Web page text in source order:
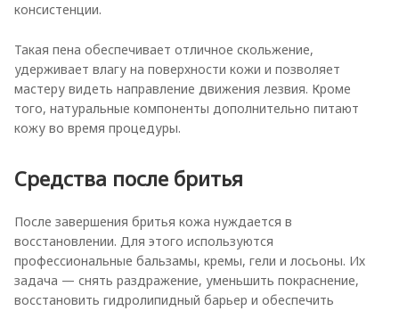
консистенции.
Такая пена обеспечивает отличное скольжение,
удерживает влагу на поверхности кожи и позволяет
мастеру видеть направление движения лезвия. Кроме
того, натуральные компоненты дополнительно питают
кожу во время процедуры.
Средства после бритья
После завершения бритья кожа нуждается в
восстановлении. Для этого используются
профессиональные бальзамы, кремы, гели и лосьоны. Их
задача — снять раздражение, уменьшить покраснение,
восстановить гидролипидный барьер и обеспечить